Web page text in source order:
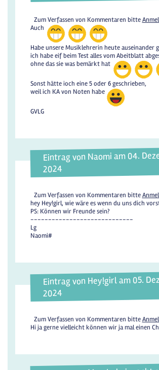
Zum Verfassen von Kommentaren bitte
Auch
Habe unsere Musiklehrerin heute auseinander
ich habe eif beim Test alles vom Abeitblatt
ohne das sie was bemärkt hat
Sonst hätte ioch eine 5 oder 6 geschrieben,
weil ich KA von Noten habe
GVLG
Eintrag von Naomi am 04.
2024
Zum Verfassen von Kommentaren bitte
hey Hey!girl, wie wäre es wenn du uns dich
PS: Können wir Freunde sein?
-----------------------------
Lg
Naomi#
Eintrag von Hey!girl am 05.
2024
Zum Verfassen von Kommentaren bitte
Hi ja gerne vielleicht können wir ja mal einen